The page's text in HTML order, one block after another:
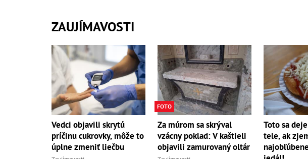
ZAUJÍMAVOSTI
Vedci objavili skrytú
príčinu cukrovky, môže to
úplne zmeniť liečbu
FOTO
Za múrom sa skrýval
vzácny poklad: V kaštieli
objavili zamurovaný oltár
Toto sa
tele, ak